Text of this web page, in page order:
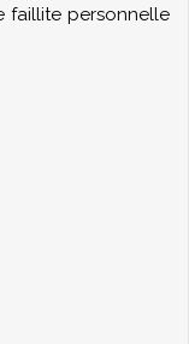
faillite personnelle